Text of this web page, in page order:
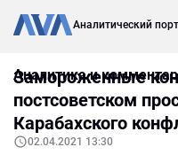
Аналитический
Аналитика и
Замороженные
постсоветском
Карабахского
02.04.2021 13:30